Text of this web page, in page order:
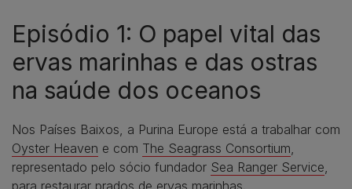
Episódio 1: O papel vital das
ervas marinhas e das ostras
na saúde dos oceanos
Nos Países Baixos, a Purina Europe está a trabalhar com
Oyster Heaven e com The Seagrass Consortium
representado pelo sócio fundador Sea Ranger Service
para restaurar prados de ervas marinhas.